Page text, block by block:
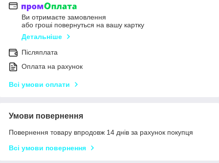
Ви отримаєте замовлення
або гроші повернуться на вашу картку
Детальніше
Післяплата
Оплата на рахунок
Всі умови оплати
Умови повернення
Повернення товару впродовж 14 днів за рахунок покупця
Всі умови повернення